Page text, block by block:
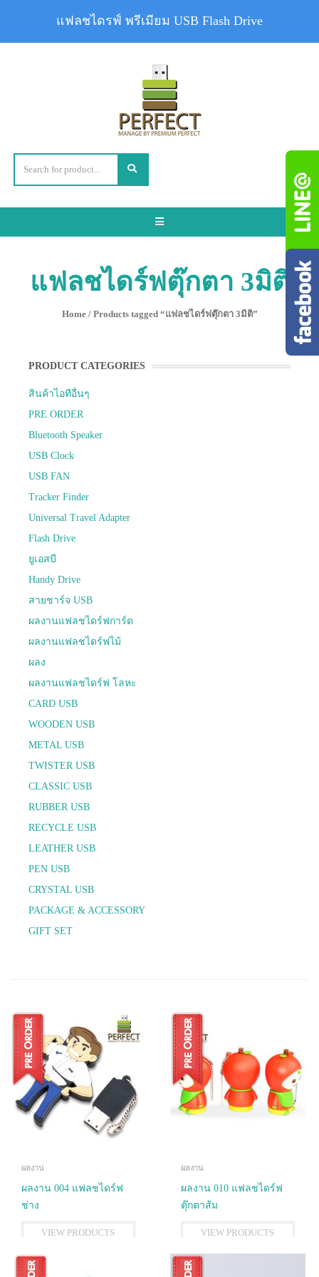
Toggle
แฟลชไดร์ฟตุ๊กตา 3มิติ
Home/ Products tagged “แฟลชไดร์ฟตุ๊กตา 3มิติ”
PRODUCT CATEGORIES
สินค้าไอทีอื่นๆ
PRE ORDER
Bluetooth Speaker
USB Clock
USB FAN
Tracker Finder
Universal Travel Adapter
Flash Drive
ยูเอสบี
Handy Drive
สายชาร์จ USB
ผลงานแฟลชไดร์ฟการ์ด
ผลงานแฟลชไดร์ฟไม้
ผลง
ผลงานแฟลชไดร์ฟ โลหะ
CARD USB
WOODEN USB
METAL USB
TWISTER USB
CLASSIC USB
RUBBER USB
RECYCLE USB
LEATHER USB
PEN USB
CRYSTAL USB
PACKAGE & ACCESSORY
GIFT SET
ผลงาน
ผลงาน 004 แฟลชไดร์ฟ
ช่าง
VIEW PRODUCTS
ผลงาน
ผลงาน 010 แฟลชไดร์ฟ
ตุ๊กตาส้ม
VIEW PRODUCTS
แฟลชไดรฟ์ พรีเมียม USB Flash Drive